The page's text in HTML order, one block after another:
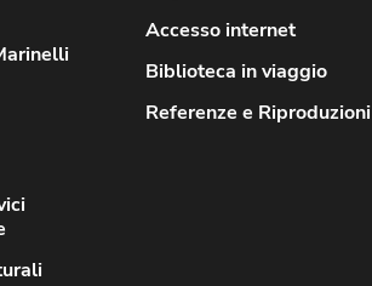
Accesso internet
Biblioteca in viaggio
Referenze e Riproduzioni